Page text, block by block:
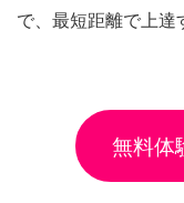
で、最短距離で上達
無料体